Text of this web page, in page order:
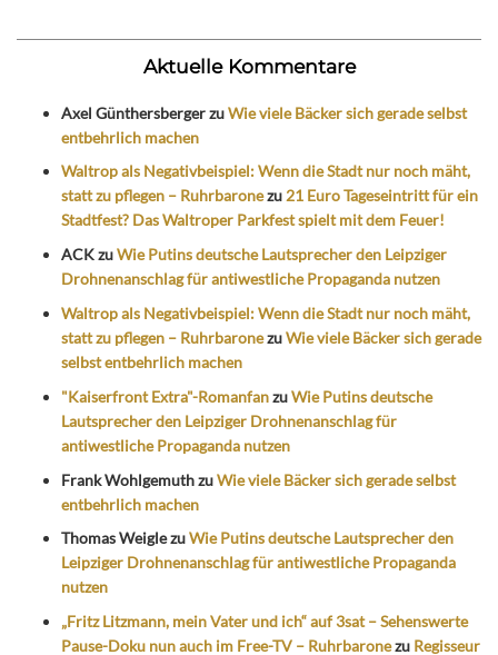
Aktuelle Kommentare
Axel GünthersbergerzuWie viele Bäcker sich gerade selbst
entbehrlich machen
Waltrop als Negativbeispiel: Wenn die Stadt nur noch mäht,
statt zu pflegen – Ruhrbaronezu 21 Euro Tageseintritt für ein
Stadtfest? Das Waltroper Parkfest spielt mit dem Feuer!
ACKzuWie Putins deutsche Lautsprecher den Leipziger
Drohnenanschlag für antiwestliche Propaganda nutzen
Waltrop als Negativbeispiel: Wenn die Stadt nur noch mäht,
statt zu pflegen – RuhrbaronezuWie viele Bäcker sich gerade
selbst entbehrlich machen
"Kaiserfront Extra"-RomanfanzuWie Putins deutsche
Lautsprecher den Leipziger Drohnenanschlag für
antiwestliche Propaganda nutzen
Frank WohlgemuthzuWie viele Bäcker sich gerade selbst
entbehrlich machen
Thomas WeiglezuWie Putins deutsche Lautsprecher den
Leipziger Drohnenanschlag für antiwestliche Propaganda
nutzen
„Fritz Litzmann, mein Vater und ich“ auf 3sat – Sehenswerte
Pause-Doku nun auch im Free-TV – Ruhrbaronezu Regisseur